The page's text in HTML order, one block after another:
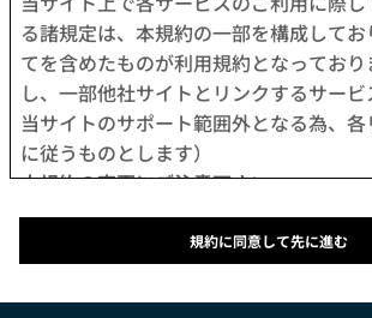
る諸規定は、本規約の一部を構成して
てを含めたものが利用規約となってお
し、一部他社サイトとリンクするサービ
当サイトのサポート範囲外となる為、
に従うものとします）
本規約の変更にご注意下さい
1. 当社は、会員の了承を得ることなく
することができるものとし、会員はこれ
2. 前項の変更については、当サイト上
時点で、全ての会員が了承したものと
規約に同意して先に進む